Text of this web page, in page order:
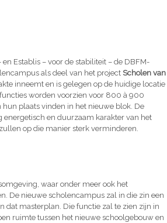
Establis – voor de stabiliteit – de DBFM-
als deel van het project Scholen van
inneemt en is gelegen op de huidige locatie
worden voorzien voor 800 à 900
plaats vinden in het nieuwe blok. De
en duurzaam karakter van het
op die manier sterk verminderen.
waar onder meer ook het
De nieuwe scholencampus zal in die zin een
dat masterplan. Die functie zal te zien zijn in
ruimte tussen het nieuwe schoolgebouw en